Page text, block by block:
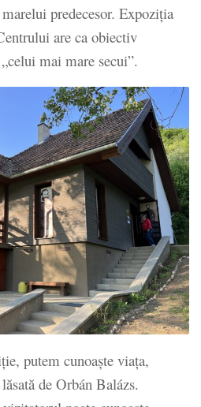
predecesor. Expoziția
are ca obiectiv
mai mare secui”.
putem cunoaște viața,
de Orbán Balázs.